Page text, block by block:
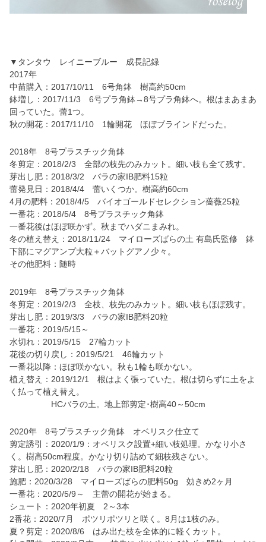
▼タンタウ レイニーブルー 成長記録
2017年
中苗購入：2017/10/11 6号角鉢 樹高約50cm
鉢増し：2017/11/3 6号プラ角鉢→8号プラ角鉢へ。根はまあまあ
回っていた。蕾1つ。
秋の開花：2017/11/10 1輪開花 ほぼブラインドだった。
2018年 8号プラスチック角鉢
冬剪定：2018/2/3 全部の枝先のみカット。細い枝も全て残す。
芽出し肥：2018/3/2 バラの家IB肥料15粒
蕾発見日：2018/4/4 蕾いくつか。樹高約60cm
4月の肥料：2018/4/5 バイオゴールドセレクション薔薇25粒
一番花：2018/5/4 8号プラスチック角鉢
一番花後はほぼ咲かず。秋までハダニまみれ。
冬の植え替え：2018/11/24 マイローズばらの土 有島氏監修 鉢
下部にマグアンプ大粒＋バットグアノ少々。
その他肥料：随時
2019年 8号プラスチック角鉢
冬剪定：2019/2/3 全枝、枝先のみカット。細い枝もほぼ残す。
芽出し肥：2019/3/3 バラの家IB肥料20粒
一番花：2019/5/15～
水切れ：2019/5/15 27輪カット
花後の切り戻し：2019/5/21 46輪カット
一番花以降：ほぼ咲かない。秋も1輪も咲かない。
植え替え：2019/12/1 根はよく張っていた。根は切らずに土をよ
く払って植え替え。
HCバラの土。地上部剪定･樹高40～50cm
2020年 8号プラスチック角鉢 オベリスク仕立て
剪定誘引：2020/1/9：オベリスク設置+細い枝処理。かなり小さ
く。樹高50cm程度。かなり切り詰めて細枝残さない。
芽出し肥：2020/2/18 バラの家IB肥料20粒
施肥：2020/3/28 マイローズばらの肥料50g 効きめ2ヶ月
一番花：2020/5/9～ 主蕾の開花が始まる。
シュート：2020年初夏 2～3本
2番花：2020/7月 ポツリポツリと咲く。8月は1枝のみ。
夏？剪定：2020/8/6 はみ出た枝を全体的に軽くカット。